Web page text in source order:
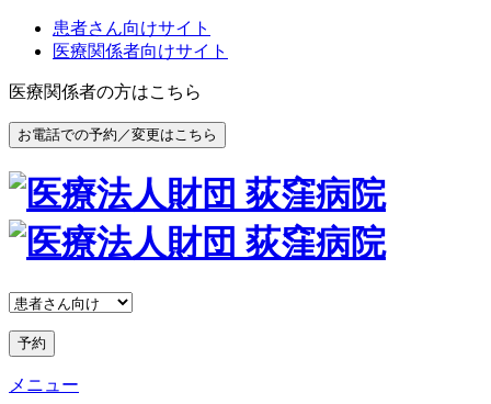
患者さん向けサイト
医療関係者向けサイト
医療関係者の方はこちら
お電話での予約／変更はこちら
予約
メニュー